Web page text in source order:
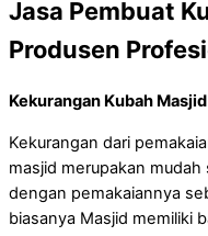
Jasa Pembuat
Produsen
Kekurangan Kubah
Kekurangan dari
masjid merupakan
dengan pemakaiannya
biasanya Masjid memiliki